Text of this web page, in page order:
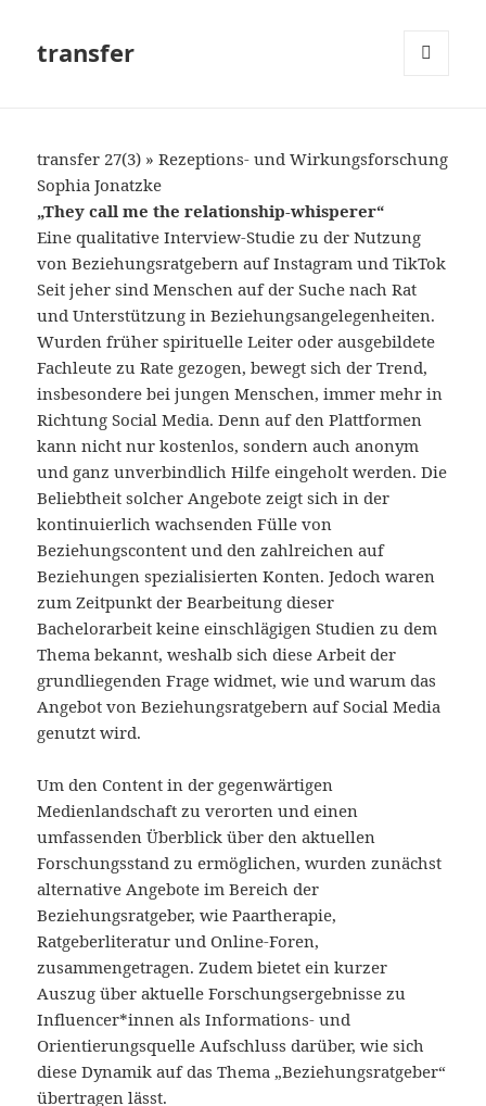
transfer
transfer 27(3) »Rezeptions- und Wirkungsforschung
Sophia Jonatzke
„They call me the relationship-whisperer“
Eine qualitative Interview-Studie zu der Nutzung
von Beziehungsratgebern auf Instagram und TikTok
Seit jeher sind Menschen auf der Suche nach Rat
und Unterstützung in Beziehungsangelegenheiten.
Wurden früher spirituelle Leiter oder ausgebildete
Fachleute zu Rate gezogen, bewegt sich der Trend,
insbesondere bei jungen Menschen, immer mehr in
Richtung Social Media. Denn auf den Plattformen
kann nicht nur kostenlos, sondern auch anonym
und ganz unverbindlich Hilfe eingeholt werden. Die
Beliebtheit solcher Angebote zeigt sich in der
kontinuierlich wachsenden Fülle von
Beziehungscontent und den zahlreichen auf
Beziehungen spezialisierten Konten. Jedoch waren
zum Zeitpunkt der Bearbeitung dieser
Bachelorarbeit keine einschlägigen Studien zu dem
Thema bekannt, weshalb sich diese Arbeit der
grundliegenden Frage widmet, wie und warum das
Angebot von Beziehungsratgebern auf Social Media
genutzt wird.
Um den Content in der gegenwärtigen
Medienlandschaft zu verorten und einen
umfassenden Überblick über den aktuellen
Forschungsstand zu ermöglichen, wurden zunächst
alternative Angebote im Bereich der
Beziehungsratgeber, wie Paartherapie,
Ratgeberliteratur und Online-Foren,
zusammengetragen. Zudem bietet ein kurzer
Auszug über aktuelle Forschungsergebnisse zu
Influencer*innen als Informations- und
Orientierungsquelle Aufschluss darüber, wie sich
diese Dynamik auf das Thema „Beziehungsratgeber“
übertragen lässt.